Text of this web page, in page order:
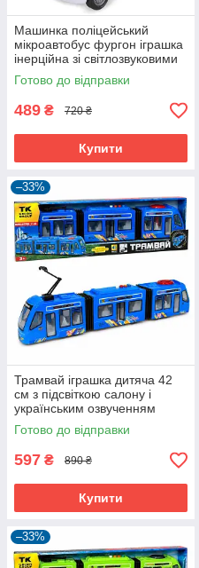
Машинка поліцейський
мікроавтобус фургон іграшка
інерційна зі світлозвуковими
ефектами 25 см Чорний
(60733)
Готово до відправки
489 ₴ 720 ₴
Купити
–33%
Трамвай іграшка дитяча 42
см з підсвіткою салону і
українським озвученням
Синій (61072)
Готово до відправки
597 ₴ 890 ₴
Купити
–33%